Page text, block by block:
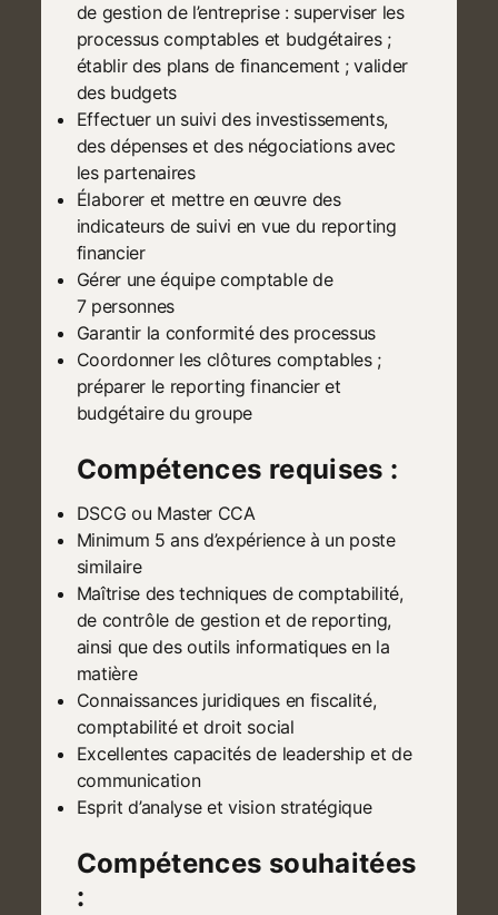
de gestion de l’entreprise : superviser les
processus comptables et budgétaires ;
établir des plans de financement ; valider
des budgets
Effectuer un suivi des investissements,
des dépenses et des négociations avec
les partenaires
Élaborer et mettre en œuvre des
indicateurs de suivi en vue du reporting
financier
Gérer une équipe comptable de
7 personnes
Garantir la conformité des processus
Coordonner les clôtures comptables ;
préparer le reporting financier et
budgétaire du groupe
Compétences requises :
DSCG ou Master CCA
Minimum 5 ans d’expérience à un poste
similaire
Maîtrise des techniques de comptabilité,
de contrôle de gestion et de reporting,
ainsi que des outils informatiques en la
matière
Connaissances juridiques en fiscalité,
comptabilité et droit social
Excellentes capacités de leadership et de
communication
Esprit d’analyse et vision stratégique
Compétences souhaitées
: